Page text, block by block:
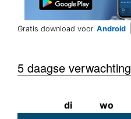
Gratis download voor Android
5 daagse verwachting
di wo